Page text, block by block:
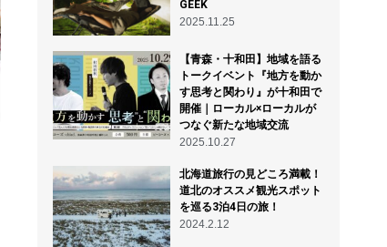
GEEK
2025.11.25
【青森・十和田】地域を語る
トークイベント『地方を動か
す思考と関わり』が十和田で
開催｜ローカル×ローカルが
つなぐ新たな地域交流
2025.10.27
北海道旅行の見どころ満載！
道北のオススメ観光スポット
を巡る3泊4日の旅！
2024.2.12